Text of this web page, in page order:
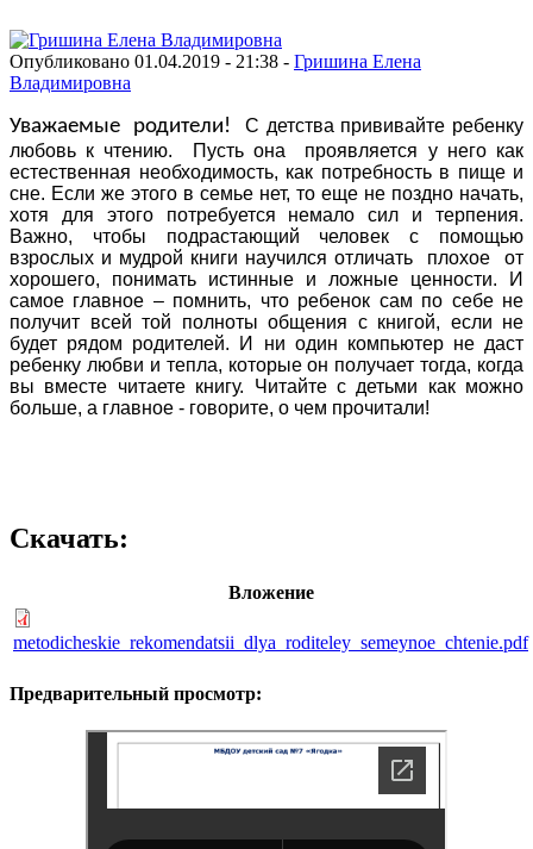
Опубликовано 01.04.2019 - 21:38 - Гришина Елена
Владимировна
Уважаемые родители! С детства прививайте ребенку
любовь к чтению. Пусть она проявляется у него как
естественная необходимость, как потребность в пище и
сне. Если же этого в семье нет, то еще не поздно начать,
хотя для этого потребуется немало сил и терпения.
Важно, чтобы подрастающий человек с помощью
взрослых и мудрой книги научился отличать плохое от
хорошего, понимать истинные и ложные ценности. И
самое главное – помнить, что ребенок сам по себе не
получит всей той полноты общения с книгой, если не
будет рядом родителей. И ни один компьютер не даст
ребенку любви и тепла, которые он получает тогда, когда
вы вместе читаете книгу. Читайте с детьми как можно
больше, а главное - говорите, о чем прочитали!
Скачать:
Вложение
metodicheskie_rekomendatsii_dlya_roditeley_semeynoe_chtenie.pdf
Предварительный просмотр: